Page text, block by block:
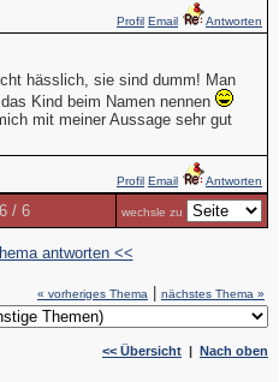
Profil Email
Antworten
hässlich, sie sind dumm! Man
Kind beim Namen nennen
mit meiner Aussage sehr gut
Profil Email Antworten
/ 6 wechsle zu
antworten <<
« vorheriges Thema nächstes Thema »
<< Übersicht | Nach oben